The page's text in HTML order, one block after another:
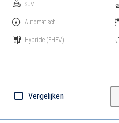
SUV
Automatisch
Hybride (PHEV)
Vergelijken